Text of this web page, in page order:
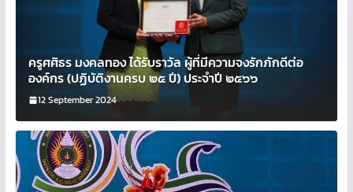
ครูศศิธร มงคลทอง ได้รับราวัล ผู้ที่มีความจงรักภักดีต่อ
องค์กร (ปฏิบัติงานครบ ๒๕ ปี) ประจำปี ๒๕๖๖
12 September 2024